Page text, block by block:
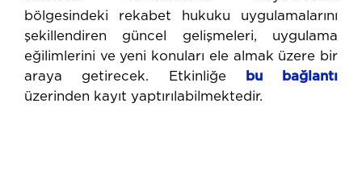
bölgesindeki rekabet hukuku uygulamalarını
şekillendiren güncel gelişmeleri, uygulama
eğilimlerini ve yeni konuları ele almak üzere bir
araya getirecek. Etkinliğe
bu bağ lantı
üzerinden kayıt yaptırılabilmektedir.